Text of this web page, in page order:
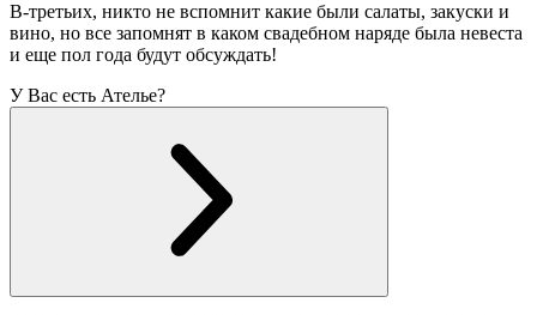
В-третьих, никто не вспомнит какие были салаты, закуски и
вино, но все запомнят в каком свадебном наряде была невеста
и еще пол года будут обсуждать!
У Вас есть Ателье?